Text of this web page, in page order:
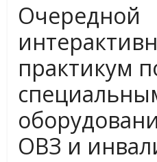
Очередной
практикум
ОВЗ и